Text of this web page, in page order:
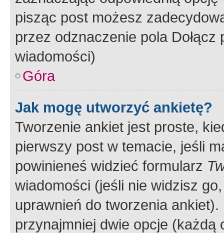
pisząc post możesz
przez odznaczenie pola
wiadomości)
Góra
Jak mogę utworzyć ankietę?
Tworzenie ankiet jest proste,
pierwszy post w temacie, jeśli
powinieneś widzieć formularz
wiadomości (jeśli nie widzisz
uprawnień do tworzenia
przynajmniej dwie opcje